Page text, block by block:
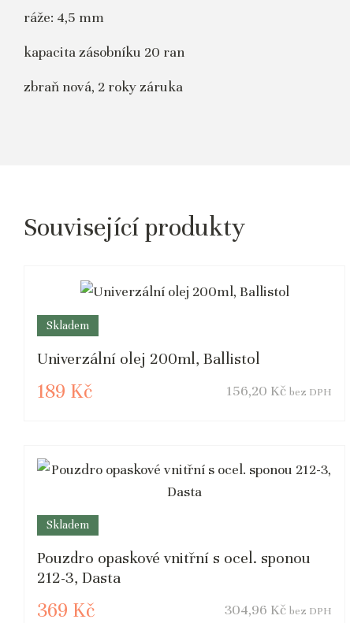
ráže: 4,5 mm
kapacita zásobníku 20 ran
zbraň nová, 2 roky záruka
Související produkty
Skladem
Univerzální olej 200ml, Ballistol
189 Kč 156,20 Kč bez DPH
Skladem
Pouzdro opaskové vnitřní s ocel. sponou
212-3, Dasta
369 Kč 304,96 Kč bez DPH